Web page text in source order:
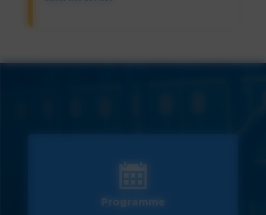
Programme